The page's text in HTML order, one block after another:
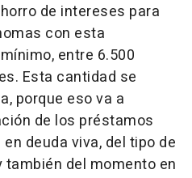
de intereses para
con esta
entre 6.500
Esta cantidad se
porque eso va a
de los préstamos
deuda viva, del tipo de
del momento en